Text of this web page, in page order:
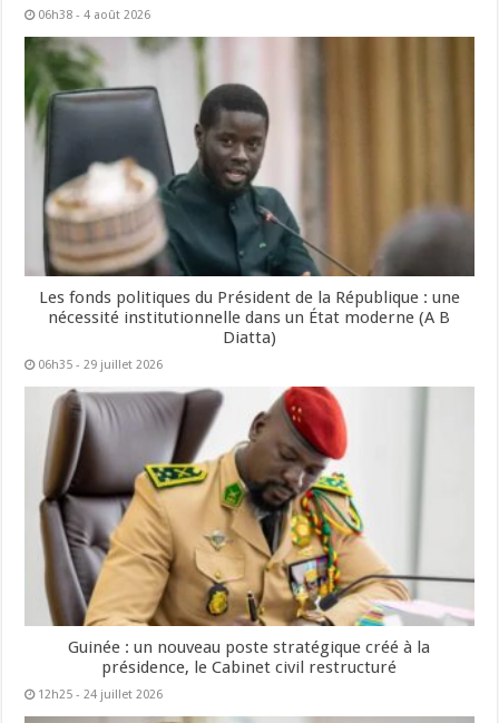
06h38 - 4 août 2026
Les fonds politiques du Président de la République : une
nécessité institutionnelle dans un État moderne (A B
Diatta)
06h35 - 29 juillet 2026
Guinée : un nouveau poste stratégique créé à la
présidence, le Cabinet civil restructuré
12h25 - 24 juillet 2026